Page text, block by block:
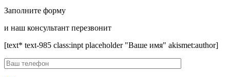
Заполните форму
и наш консультант перезвонит
[text* text-985 class:inpt placeholder "Ваше имя" akismet:author]